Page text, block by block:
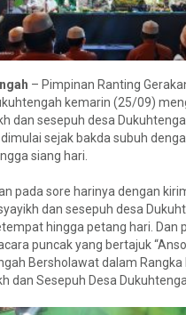
– Pimpinan Ranting
kemarin (25/09)
dan sesepuh desa
sejak bakda subuh
siang hari.
pada sore harinya dengan
dan sesepuh desa
hingga petang hari. Dan
puncak yang bertajuk
Bersholawat dalam Rangka
dan Sesepuh Desa